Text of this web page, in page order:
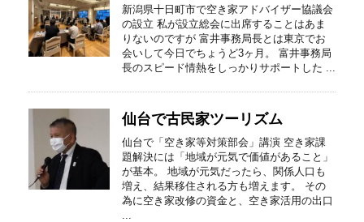
新潟県十日町市で空き家アドバイザー協議会
の設立 私が設立総会に出席することはあま
りないのですが 富井事務局長とは東京でお
会いして今日でちょうど3ヶ月。 富井事務局
長のスピード情熱をしっかりサポートした ...
仙台で古民家ツーリズム
仙台で「空き家等対策部会」講演 空き家課
題解決には「地域が元気で価値があること」
が基本。 地域が元気だったら、関係人口も
増え、結果移住される方も増えます。 その
為に空き家改修の資金と、空き家活用の出口
...